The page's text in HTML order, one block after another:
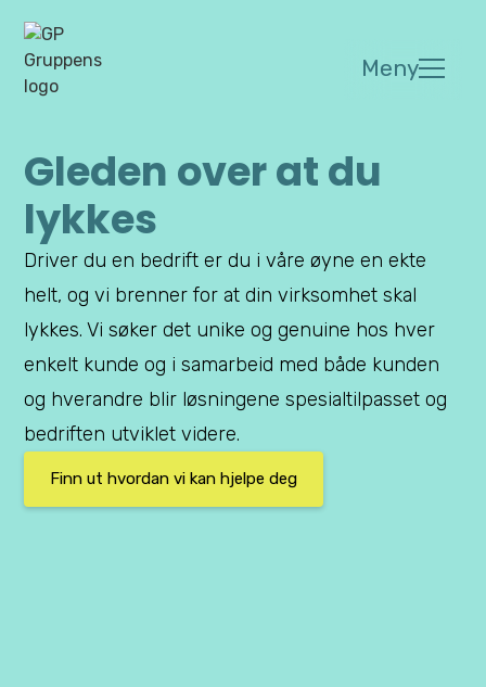
Meny
Gleden over at du
lykkes
Driver du en bedrift er du i våre øyne en ekte
helt, og vi brenner for at din virksomhet skal
lykkes. Vi søker det unike og genuine hos hver
enkelt kunde og i samarbeid med både kunden
og hverandre blir løsningene spesialtilpasset og
bedriften utviklet videre.
Finn ut hvordan vi kan hjelpe deg